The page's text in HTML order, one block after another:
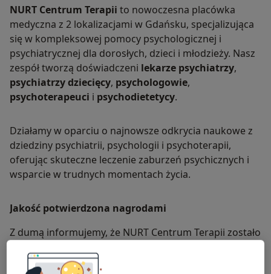
505/4, Gdańsk
Koszt: 150 zł za spotkanie
Obowiązuje bezpłatna, 20-minutowa konsultacja
kwalifikacyjna stacjonarnie lub online.
Prowadząca: mgr Klaudia Guzińska –
Zapisy odbywają się telefonicznie i mailowo:
rejestracja@nurtcentrum.pl
NURT Centrum Terapii to nowoczesna placówka
medyczna z 2 lokalizacjami w Gdańsku, specjalizująca
się w kompleksowej pomocy psychologicznej i
psychiatrycznej dla dorosłych, dzieci i młodzieży. Nasz
zespół tworzą doświadczeni lekarze psychiatrzy,
psychiatrzy dziecięcy, psychologowie,
psychoterapeuci i psychodietetycy.
Działamy w oparciu o najnowsze odkrycia naukowe z
dziedziny psychiatrii, psychologii i psychoterapii,
oferując skuteczne leczenie zaburzeń psychicznych i
wsparcie w trudnych momentach życia.
Jakość potwierdzona nagrodami
Z dumą informujemy, że NURT Centrum Terapii zostało
roku: